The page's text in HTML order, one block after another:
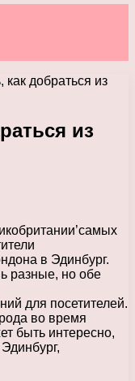
как добраться из
из
в Эдинбург.
разные, но обе
для посетителей.
во время
быть интересно,